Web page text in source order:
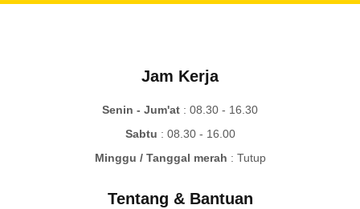
Jam Kerja
Senin - Jum'at : 08.30 - 16.30
Sabtu : 08.30 - 16.00
Minggu / Tanggal merah : Tutup
Tentang & Bantuan